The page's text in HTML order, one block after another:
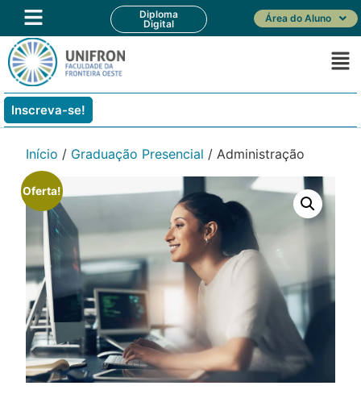
Diploma
Digital
Área do Aluno
Inscreva-se!
Início / Graduação Presencial / Administração
Oferta!